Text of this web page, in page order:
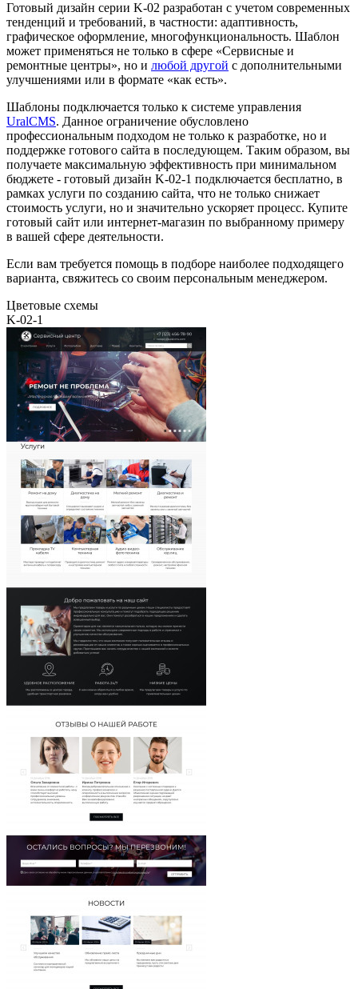
Готовый дизайн серии K-02 разработан с учетом современных
тенденций и требований, в частности: адаптивность,
графическое оформление, многофункциональность. Шаблон
может применяться не только в сфере «Сервисные и
ремонтные центры», но и любой другой с дополнительными
улучшениями или в формате «как есть».
Шаблоны подключается только к системе управления
UralCMS. Данное ограничение обусловлено
профессиональным подходом не только к разработке, но и
поддержке готового сайта в последующем. Таким образом, вы
получаете максимальную эффективность при минимальном
бюджете - готовый дизайн K-02-1 подключается бесплатно, в
рамках услуги по созданию сайта, что не только снижает
стоимость услуги, но и значительно ускоряет процесс. Купите
готовый сайт или интернет-магазин по выбранному примеру
в вашей сфере деятельности.
Если вам требуется помощь в подборе наиболее подходящего
варианта, свяжитесь со своим персональным менеджером.
Цветовые схемы
K-02-1